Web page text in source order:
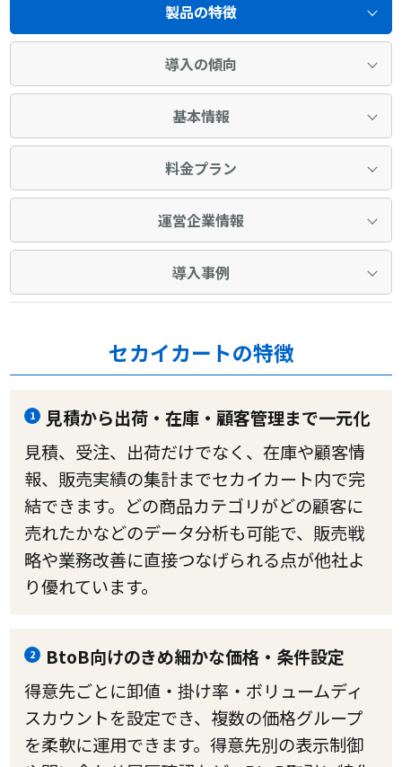
製品の特徴
導入の傾向
基本情報
料金プラン
運営企業情報
導入事例
セカイカートの特徴
1
見積から出荷・在庫・顧客管理まで一元化
見積、受注、出荷だけでなく、在庫や顧客情
報、販売実績の集計までセカイカート内で完
結できます。どの商品カテゴリがどの顧客に
売れたかなどのデータ分析も可能で、販売戦
略や業務改善に直接つなげられる点が他社よ
り優れています。
2
BtoB向けのきめ細かな価格・条件設定
得意先ごとに卸値・掛け率・ボリュームディ
スカウントを設定でき、複数の価格グループ
を柔軟に運用できます。得意先別の表示制御